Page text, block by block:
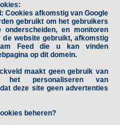
: Cookies afkomstig van Google
gebruikt om het gebruikers
onderscheiden, en monitoren
de website gebruikt, afkomstig
Feed die u kan vinden
op dit domein.
maakt geen gebruik van
het personaliseren van
deze site geen advertenties
beheren?